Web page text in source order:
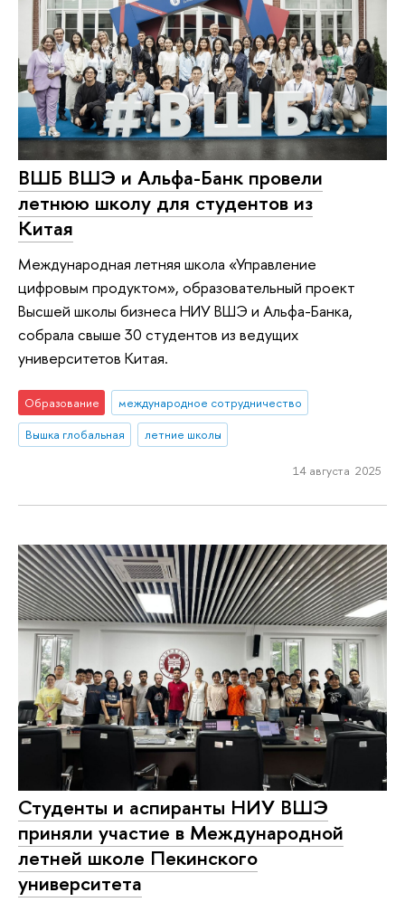
ВШБ ВШЭ и Альфа-Банк провели
летнюю школу для студентов из
Китая
Международная летняя школа «Управление
цифровым продуктом», образовательный проект
Высшей школы бизнеса НИУ ВШЭ и Альфа-Банка,
собрала свыше 30 студентов из ведущих
университетов Китая.
Образование
международное сотрудничество
Вышка глобальная
летние школы
14 августа 2025
Студенты и аспиранты НИУ ВШЭ
приняли участие в Международной
летней школе Пекинского
университета